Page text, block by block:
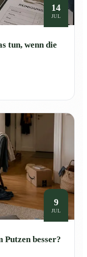
14
JUL
tun, wenn die
9
JUL
Putzen besser?